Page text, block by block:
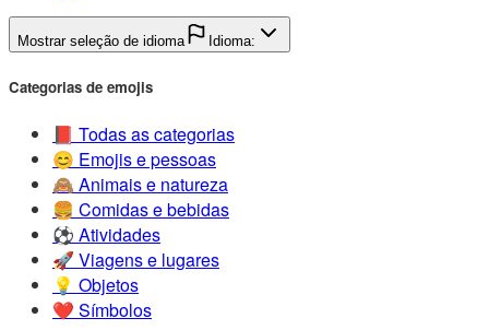
Mostrar seleção de idioma Idioma:
Categorias de emojis
📕️ Todas as categorias
😊️ Emojis e pessoas
🙈️ Animais e natureza
🍔️ Comidas e bebidas
⚽️ Atividades
🚀️ Viagens e lugares
💡️ Objetos
❤️ Símbolos